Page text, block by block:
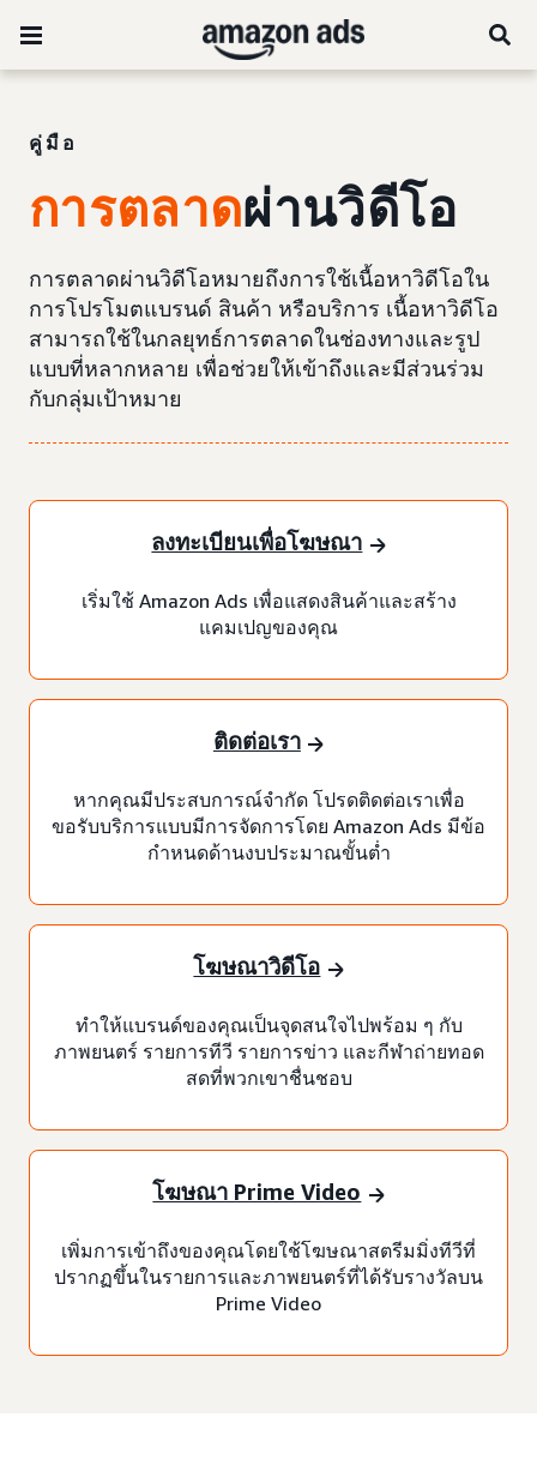
คู่มือ
การตลาดผ่านวิดีโอ
การตลาดผ่านวิดีโอหมายถึงการใช้เนื้อหาวิดีโอใน
การโปรโมตแบรนด์ สินค้า หรือบริการ เนื้อหาวิดีโอ
สามารถใช้ในกลยุทธ์การตลาดในช่องทางและรูป
แบบที่หลากหลาย เพื่อช่วยให้เข้าถึงและมีส่วนร่วม
กับกลุ่มเป้าหมาย
ลงทะเบียนเพื่อโฆษณา
เริ่มใช้ Amazon Ads เพื่อแสดงสินค้าและสร้าง
แคมเปญของคุณ
ติดต่อเรา
หากคุณมีประสบการณ์จำกัด โปรดติดต่อเราเพื่อ
ขอรับบริการแบบมีการจัดการโดย Amazon Ads มีข้อ
กำหนดด้านงบประมาณขั้นต่ำ
โฆษณาวิดีโอ
ทำให้แบรนด์ของคุณเป็นจุดสนใจไปพร้อม ๆ กับ
ภาพยนตร์ รายการทีวี รายการข่าว และกีฬาถ่ายทอด
สดที่พวกเขาชื่นชอบ
โฆษณา Prime Video
เพิ่มการเข้าถึงของคุณโดยใช้โฆษณาสตรีมมิ่งทีวีที่
ปรากฏขึ้นในรายการและภาพยนตร์ที่ได้รับรางวัลบน
Prime Video